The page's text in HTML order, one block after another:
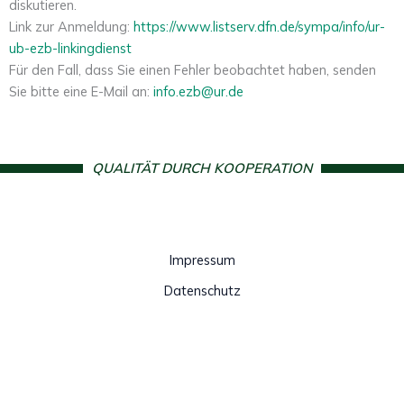
diskutieren.
Link zur Anmeldung: https://www.listserv.dfn.de/sympa/info/ur-
ub-ezb-linkingdienst
Für den Fall, dass Sie einen Fehler beobachtet haben, senden
Sie bitte eine E-Mail an: info.ezb@ur.de
QUALITÄT DURCH KOOPERATION
Impressum
Datenschutz